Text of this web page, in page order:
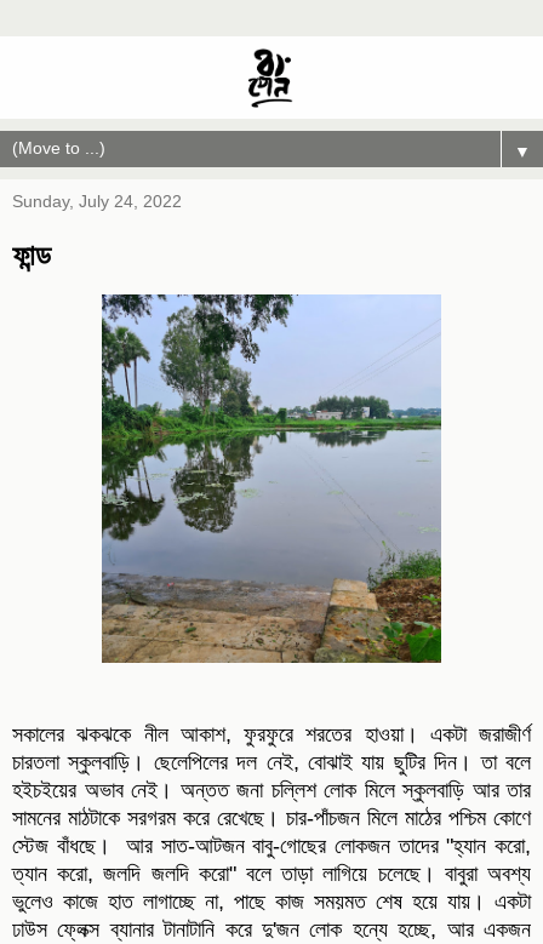
▼
Sunday, July 24, 2022
ফান্ড
সকালের ঝকঝকে নীল আকাশ, ফুরফুরে শরতের হাওয়া। একটা জরাজীর্ণ
চারতলা স্কুলবাড়ি। ছেলেপিলের দল নেই, বোঝাই যায় ছুটির দিন। তা বলে
হইচইয়ের অভাব নেই। অন্তত জনা চল্লিশ লোক মিলে স্কুলবাড়ি আর তার
সামনের মাঠটাকে সরগরম করে রেখেছে। চার-পাঁচজন মিলে মাঠের পশ্চিম কোণে
স্টেজ বাঁধছে। আর সাত-আটজন বাবু-গোছের লোকজন তাদের "হ্যান করো,
ত্যান করো, জলদি জলদি করো" বলে তাড়া লাগিয়ে চলেছে। বাবুরা অবশ্য
ভুলেও কাজে হাত লাগাচ্ছে না, পাছে কাজ সময়মত শেষ হয়ে যায়। একটা
ঢাউস ফ্লেক্স ব্যানার টানাটানি করে দু'জন লোক হন্যে হচ্ছে, আর একজন